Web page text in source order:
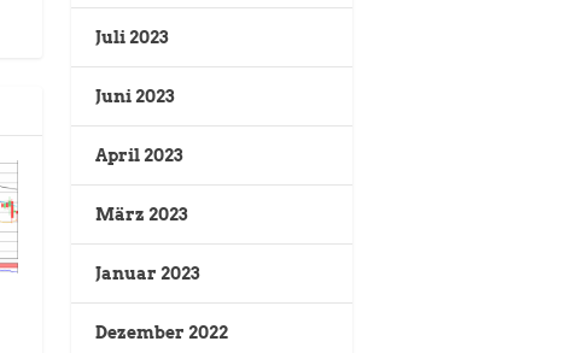
Juli 2023
Juni 2023
April 2023
März 2023
Januar 2023
Dezember 2022